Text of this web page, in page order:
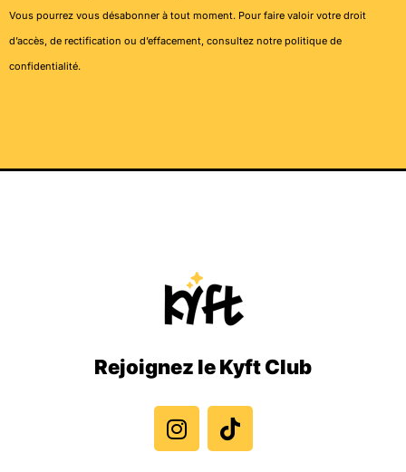
Vous pourrez vous désabonner à tout moment. Pour faire valoir votre droit
d’accès, de rectification ou d’effacement, consultez notre politique de
confidentialité.
Rejoignez le Kyft Club
n
s
t
i
k
t